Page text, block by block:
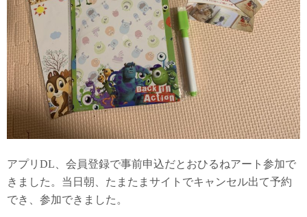
アプリDL、会員登録で事前申込だとおひるねアート参加で
きました。当日朝、たまたまサイトでキャンセル出て予約
でき、参加できました。